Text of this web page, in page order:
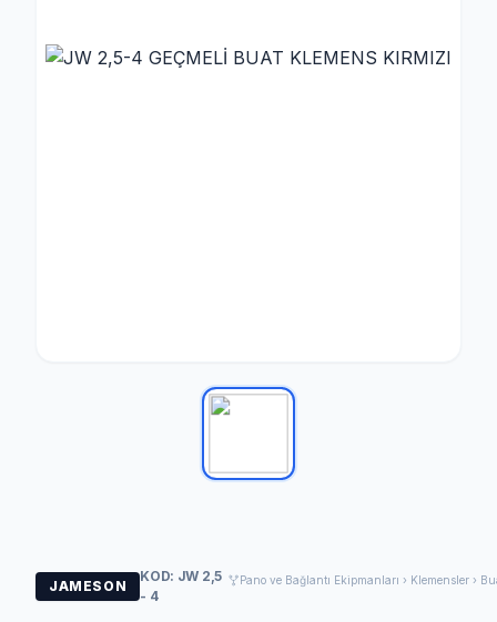
JAMESON
KOD: JW 2,5
- 4
Pano ve Bağlantı Ekipmanları › Klemensler ›